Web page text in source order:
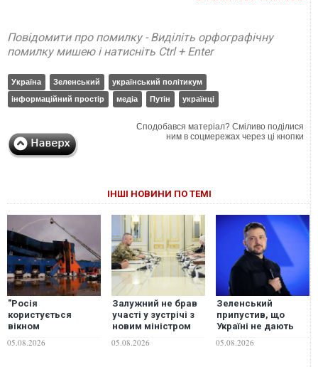
Повідомити про помилку - Виділіть орфографічну
помилку мишею і натисніть Ctrl + Enter
Україна Зеленський
український політикум
інформаційний простір
медіа Путін українці
Сподобався матеріал? Сміливо поділися
ним в соцмережах через ці кнопки
ІНШІ НОВИНИ ПО ТЕМІ
"Росія
користується
вікном
можливостей", -
Майкл Кларк
05.08.2026
Залужний не брав
участі у зустрічі з
новим міністром
оборони Британії в
Києві: в ОП та в
05.08.2026
Зеленський
припустив, що
Україні не дають
ППО, щоб була
"зговірливою"
05.08.2026